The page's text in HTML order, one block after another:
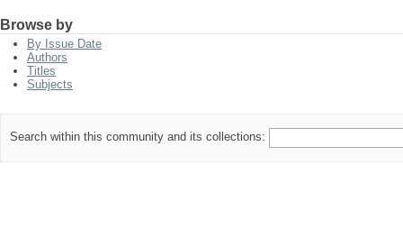
Browse by
By Issue Date
Authors
Titles
Subjects
Search within this community and its collections: